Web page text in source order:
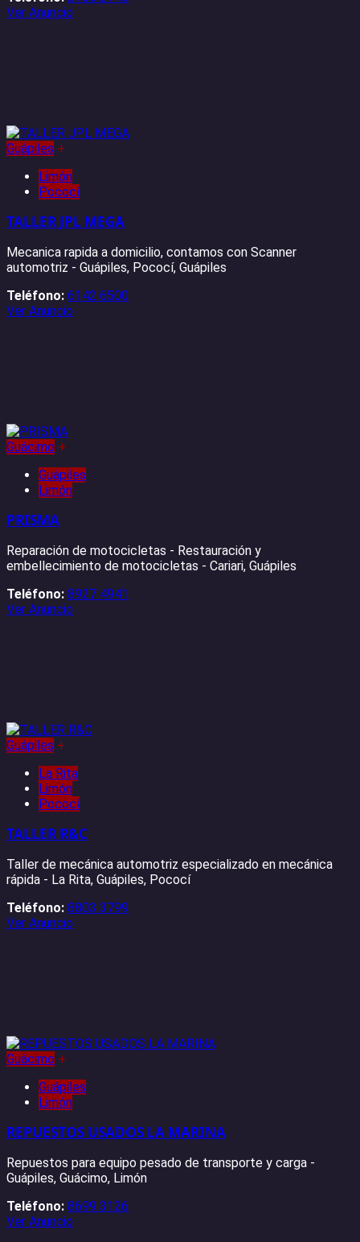
Ver Anuncio
Guápiles +
Limón
Pococí
TALLER JPL MEGA
Mecanica rapida a domicilio, contamos con Scanner
automotriz - Guápiles, Pococí, Guápiles
Teléfono: 6142 6500
Ver Anuncio
Guácimo +
Guápiles
Limón
PRISMA
Reparación de motocicletas - Restauración y
embellecimiento de motocicletas - Cariari, Guápiles
Teléfono: 8927 4941
Ver Anuncio
Guápiles +
La Rita
Limón
Pococí
TALLER R&C
Taller de mecánica automotriz especializado en mecánica
rápida - La Rita, Guápiles, Pococí
Teléfono: 8803 3799
Ver Anuncio
Guácimo +
Guápiles
Limón
REPUESTOS USADOS LA MARINA
Repuestos para equipo pesado de transporte y carga -
Guápiles, Guácimo, Limón
Teléfono: 8699 3126
Ver Anuncio